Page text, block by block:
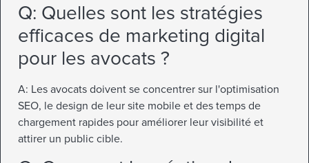
Q: Quelles sont les stratégies
efficaces de marketing digital
pour les avocats ?
A: Les avocats doivent se concentrer sur l'optimisation
SEO, le design de leur site mobile et des temps de
chargement rapides pour améliorer leur visibilité et
attirer un public cible.